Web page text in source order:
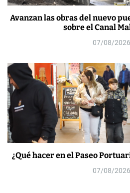
Avanzan las obras del nuevo
sobre el Canal
07/08/2026
¿Qué hacer en el Paseo
07/08/2026